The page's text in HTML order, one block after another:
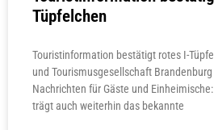
Tüpfelchen
Touristinformation bestätigt rotes I-
und Tourismusgesellschaft
Nachrichten für Gäste und
trägt auch weiterhin das bekannte